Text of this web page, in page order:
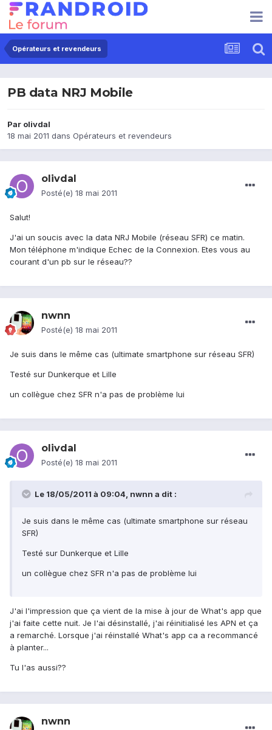
Opérateurs et revendeurs
PB data NRJ Mobile
Par olivdal
18 mai 2011 dans Opérateurs et revendeurs
olivdal
Posté(e) 18 mai 2011
Salut!
J'ai un soucis avec la data NRJ Mobile (réseau SFR) ce matin.
Mon téléphone m'indique Echec de la Connexion. Etes vous au
courant d'un pb sur le réseau??
nwnn
Posté(e) 18 mai 2011
Je suis dans le même cas (ultimate smartphone sur réseau SFR)
Testé sur Dunkerque et Lille
un collègue chez SFR n'a pas de problème lui
olivdal
Posté(e) 18 mai 2011
Le 18/05/2011 à 09:04, nwnn a dit :
Je suis dans le même cas (ultimate smartphone sur réseau
SFR)
Testé sur Dunkerque et Lille
un collègue chez SFR n'a pas de problème lui
J'ai l'impression que ça vient de la mise à jour de What's app que
j'ai faite cette nuit. Je l'ai désinstallé, j'ai réinitialisé les APN et ça
a remarché. Lorsque j'ai réinstallé What's app ca a recommancé
à planter...
Tu l'as aussi??
nwnn